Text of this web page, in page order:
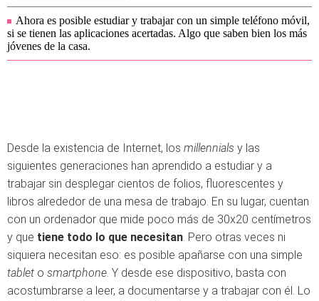
Ahora es posible estudiar y trabajar con un simple teléfono móvil,
si se tienen las aplicaciones acertadas. Algo que saben bien los más
jóvenes de la casa.
Desde la existencia de Internet, los millennials y las
siguientes generaciones han aprendido a estudiar y a
trabajar sin desplegar cientos de folios, fluorescentes y
libros alrededor de una mesa de trabajo. En su lugar, cuentan
con un ordenador que mide poco más de 30x20 centímetros
y que tiene todo lo que necesitan. Pero otras veces ni
siquiera necesitan eso: es posible apañarse con una simple
tablet o smartphone. Y desde ese dispositivo, basta con
acostumbrarse a leer, a documentarse y a trabajar con él. Lo